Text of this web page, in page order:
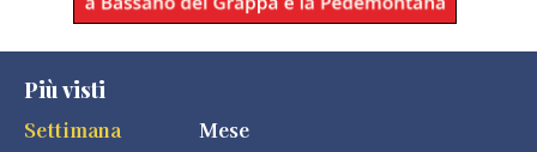
Più visti
Settimana
Mese